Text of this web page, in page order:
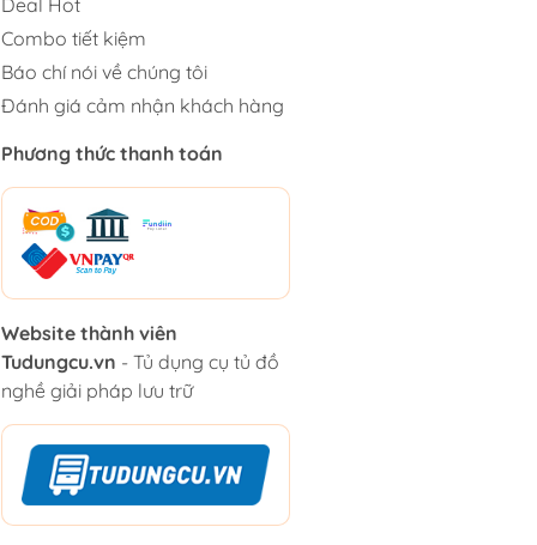
Deal Hot
Combo tiết kiệm
Báo chí nói về chúng tôi
Đánh giá cảm nhận khách hàng
Phương thức thanh toán
Website thành viên
Tudungcu.vn - Tủ dụng cụ tủ đồ
nghề giải pháp lưu trữ